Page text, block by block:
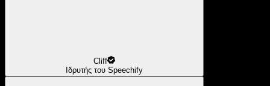
Cliff
Ιδρυτής του Speechify